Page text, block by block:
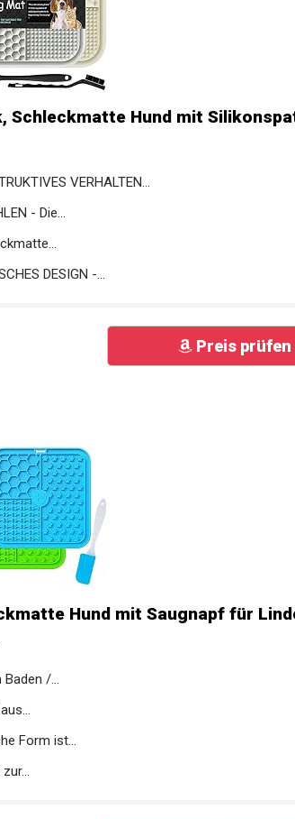
Schleckmatte Hund mit
VERHALTEN...
- Die...
DESIGN -...
Preis prüfen
Hund mit Saugnapf für
/...
Form ist...